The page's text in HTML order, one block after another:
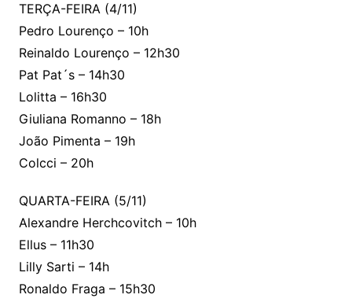
TERÇA-FEIRA (4/11)
Pedro Lourenço – 10h
Reinaldo Lourenço – 12h30
Pat Pat´s – 14h30
Lolitta – 16h30
Giuliana Romanno – 18h
João Pimenta – 19h
Colcci – 20h
QUARTA-FEIRA (5/11)
Alexandre Herchcovitch – 10h
Ellus – 11h30
Lilly Sarti – 14h
Ronaldo Fraga – 15h30